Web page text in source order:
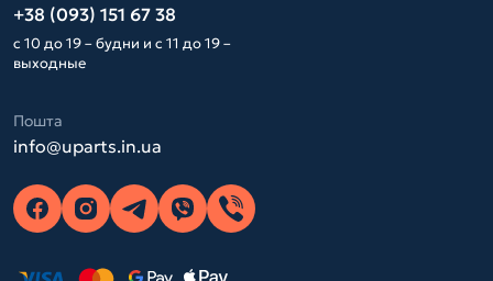
+38 (093) 151 67 38
с 10 до 19 – будни и с 11 до 19 –
выходные
Пошта
info@uparts.in.ua